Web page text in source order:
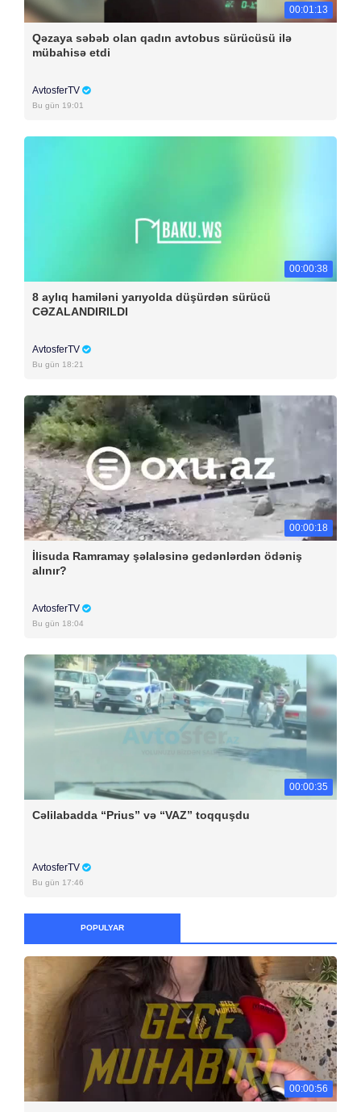
00:01:13
Qəzaya səbəb olan qadın avtobus sürücüsü ilə
mübahisə etdi
AvtosferTV
Bu gün 19:01
00:00:38
8 aylıq hamiləni yarıyolda düşürdən sürücü
CƏZALANDIRILDI
AvtosferTV
Bu gün 18:21
00:00:18
İlisuda Ramramay şəlaləsinə gedənlərdən ödəniş
alınır?
AvtosferTV
Bu gün 18:04
00:00:35
Cəlilabadda “Prius” və “VAZ” toqquşdu
AvtosferTV
Bu gün 17:46
POPULYAR
00:00:56